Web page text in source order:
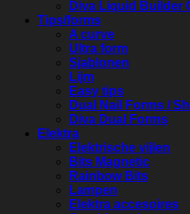
Diva Liquid Builder
Tips/forms
A curve
Ultra form
Sjablonen
Lijm
Easy tips
Dual Nail Forms /
Diva Dual Forms
Elektra
Elektrische vijlen
Bits Magnetic
Rainbow Bits
Lampen
Elektra accesoires